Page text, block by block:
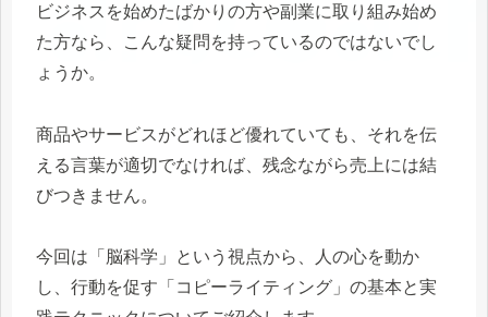
ビジネスを始めたばかりの方や副業に取り組み始め
た方なら、こんな疑問を持っているのではないでし
ょうか。
商品やサービスがどれほど優れていても、それを伝
える言葉が適切でなければ、残念ながら売上には結
びつきません。
今回は「脳科学」という視点から、人の心を動か
し、行動を促す「コピーライティング」の基本と実